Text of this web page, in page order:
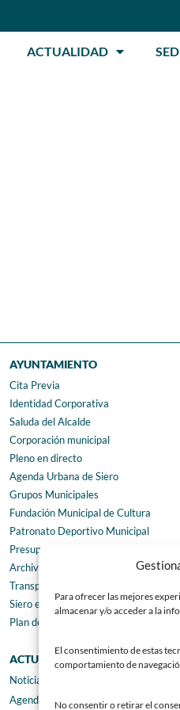
Para ofrecer las mejores
almacenar y/o acceder a la
El consentimiento de estas
comportamiento de
No consentir o retirar el
ACTUALIDAD
AYUNTAMIENTO
Cita Previa
Identidad Corporativa
Saluda del Alcalde
Corporación municipal
Pleno en directo
Agenda Urbana de Siero
Grupos Municipales
Fundación Municipal de Cultura
Patronato Deportivo Municipal
Presupuestos municipales
Archivo municipal
Transparencia
Siero en Cifras
Plan de igualdad
ACTUALIDAD
Noticias
Agenda